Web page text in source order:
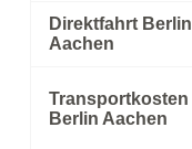
Direktfahrt Berlin
Aachen
Transportkosten
Berlin Aachen